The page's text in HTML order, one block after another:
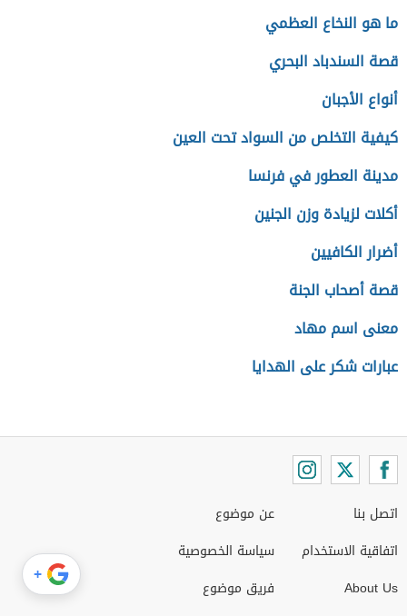
ما هو النخاع العظمي
قصة السندباد البحري
أنواع الأجبان
كيفية التخلص من السواد تحت العين
مدينة العطور في فرنسا
أكلات لزيادة وزن الجنين
أضرار الكافيين
قصة أصحاب الجنة
معنى اسم مهاد
عبارات شكر على الهدايا
اتصل بنا
اتفاقية الاستخدام
About Us
عن موضوع
سياسة الخصوصية
فريق موضوع
+